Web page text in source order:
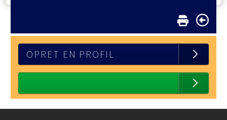
OPRET EN PROFIL